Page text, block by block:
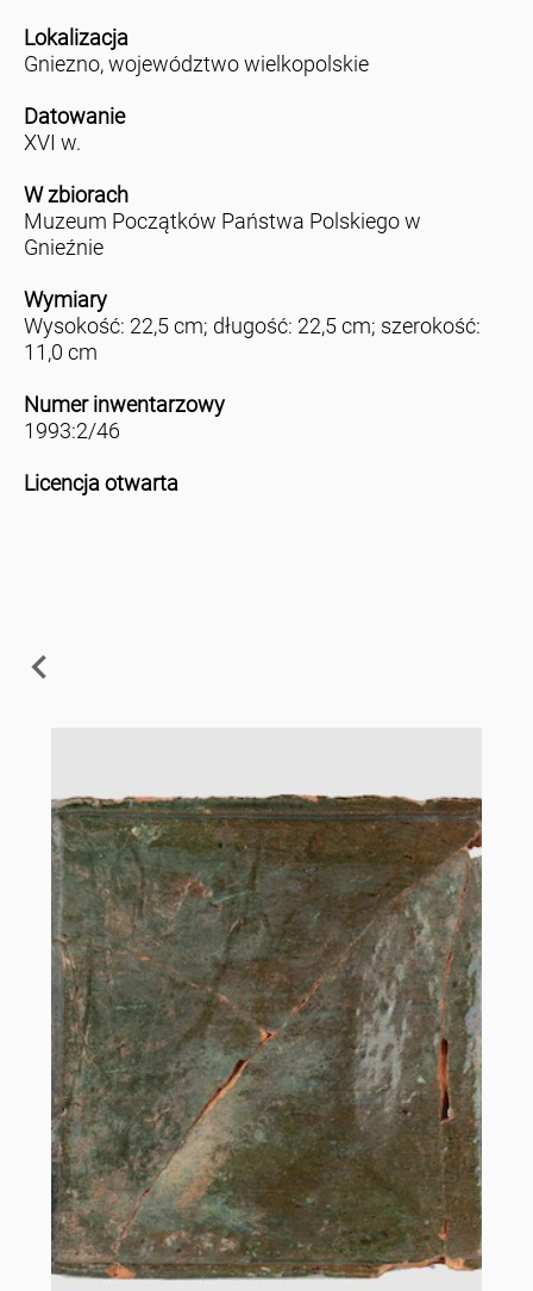
Lokalizacja
Gniezno, województwo wielkopolskie
Datowanie
XVI w.
W zbiorach
Muzeum Początków Państwa Polskiego w
Gnieźnie
Wymiary
Wysokość: 22,5 cm; długość: 22,5 cm; szerokość:
11,0 cm
Numer inwentarzowy
1993:2/46
Licencja otwarta